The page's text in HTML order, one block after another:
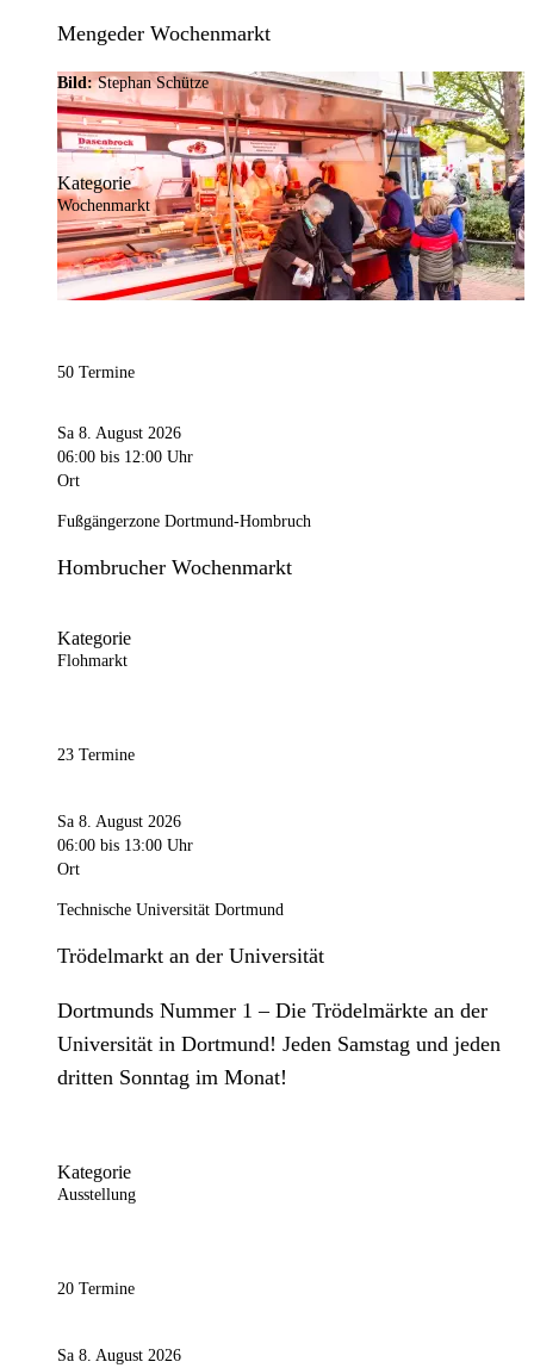
Mengeder Wochenmarkt
Bild:Stephan Schütze
Kategorie
Wochenmarkt
50 Termine
Sa 8. August 2026
06:00 bis 12:00 Uhr
Ort
Fußgängerzone Dortmund-Hombruch
Hombrucher Wochenmarkt
Kategorie
Flohmarkt
23 Termine
Sa 8. August 2026
06:00 bis 13:00 Uhr
Ort
Technische Universität Dortmund
Trödelmarkt an der Universität
Dortmunds Nummer 1 – Die Trödelmärkte an der
Universität in Dortmund! Jeden Samstag und jeden
dritten Sonntag im Monat!
Kategorie
Ausstellung
20 Termine
Sa 8. August 2026